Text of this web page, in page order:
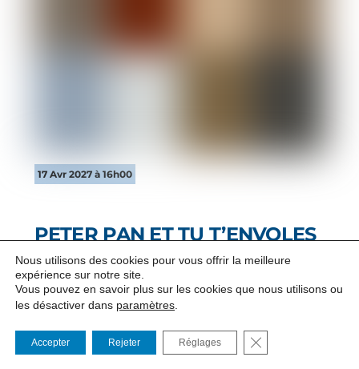
17 Avr 2027 à 16h00
PETER PAN ET TU T’ENVOLES
!
De Sébastien Lanz d’après l’oeuvre de James
Matthew Barrie
Peter Pan, et tu t’envoles ! revisite le mythe à l’ère du
numérique : un spectacle visuel et sensible où
Nous utilisons des cookies pour vous offrir la meilleure
expérience sur notre site.
Vous pouvez en savoir plus sur les cookies que nous utilisons ou
les désactiver dans paramètres
Accepter Rejeter Réglages FERMER LA